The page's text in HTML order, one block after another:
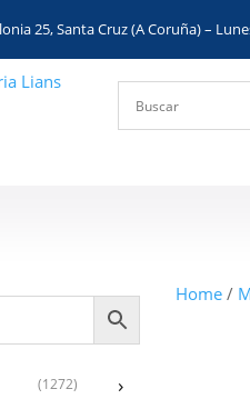
25, Santa Cruz (A Coruña) –
(1272) ›
Home /